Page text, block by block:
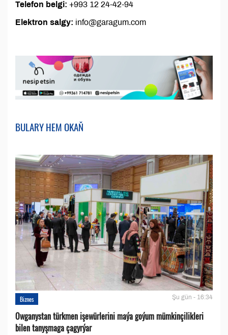
Telefon belgi: +993 12 24-42-94
Elektron salgy: info@garagum.com
BULARY HEM OKAŇ
Biznes Şu gün - 16:34
Owganystan türkmen işewürlerini maýa goýum mümkinçilikleri
bilen tanyşmaga çagyrýar